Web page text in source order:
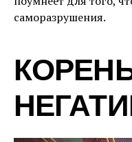
саморазрушения.